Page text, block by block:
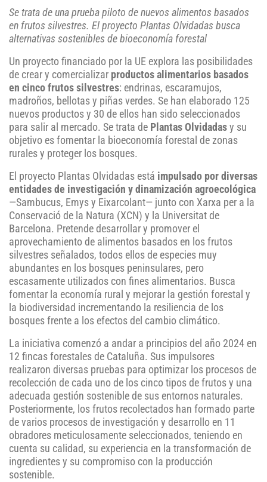
Se trata de una prueba piloto de nuevos alimentos basados
en frutos silvestres. El proyecto Plantas Olvidadas busca
alternativas sostenibles de bioeconomía forestal
Un proyecto financiado por la UE explora las posibilidades
de crear y comercializar productos alimentarios basados
en cinco frutos silvestres: endrinas, escaramujos,
madroños, bellotas y piñas verdes. Se han elaborado 125
nuevos productos y 30 de ellos han sido seleccionados
para salir al mercado. Se trata de Plantas Olvidadas y su
objetivo es fomentar la bioeconomía forestal de zonas
rurales y proteger los bosques.
El proyecto Plantas Olvidadas está impulsado por diversas
entidades de investigación y dinamización agroecológica
—Sambucus, Emys y Eixarcolant— junto con Xarxa per a la
Conservació de la Natura (XCN) y la Universitat de
Barcelona. Pretende desarrollar y promover el
aprovechamiento de alimentos basados en los frutos
silvestres señalados, todos ellos de especies muy
abundantes en los bosques peninsulares, pero
escasamente utilizados con fines alimentarios. Busca
fomentar la economía rural y mejorar la gestión forestal y
la biodiversidad incrementando la resiliencia de los
bosques frente a los efectos del cambio climático.
La iniciativa comenzó a andar a principios del año 2024 en
12 fincas forestales de Cataluña. Sus impulsores
realizaron diversas pruebas para optimizar los procesos de
recolección de cada uno de los cinco tipos de frutos y una
adecuada gestión sostenible de sus entornos naturales.
Posteriormente, los frutos recolectados han formado parte
de varios procesos de investigación y desarrollo en 11
obradores meticulosamente seleccionados, teniendo en
cuenta su calidad, su experiencia en la transformación de
ingredientes y su compromiso con la producción
sostenible.